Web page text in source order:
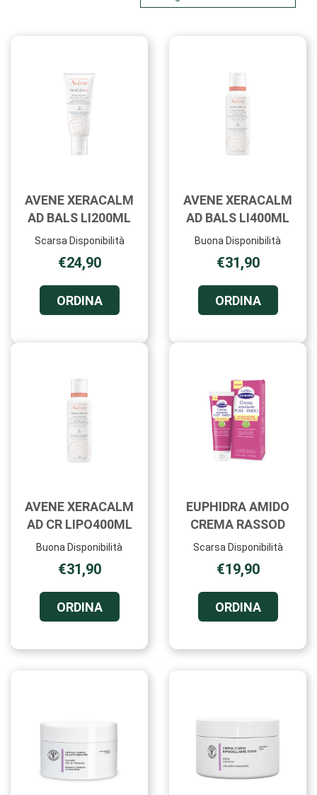
AVENE XERACALM
AD BALS LI200ML
Scarsa Disponibilità
€24,90
ORDINA
XERACALM
AVENE XERACALM
AD BALS LI400ML
Buona Disponibilità
€31,90
ORDINA
AVENE XERACALM
AD CR LIPO400ML
Buona Disponibilità
€31,90
ORDINA
XERACALM
CR
EUPHIDRA AMIDO
CREMA RASSOD
Scarsa Disponibilità
€19,90
ORDINA
AMIDO
RASSOD